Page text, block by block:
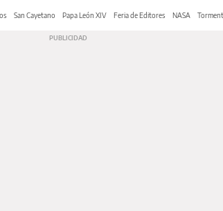
San Cayetano Papa León XIV Feria de Editores NASA